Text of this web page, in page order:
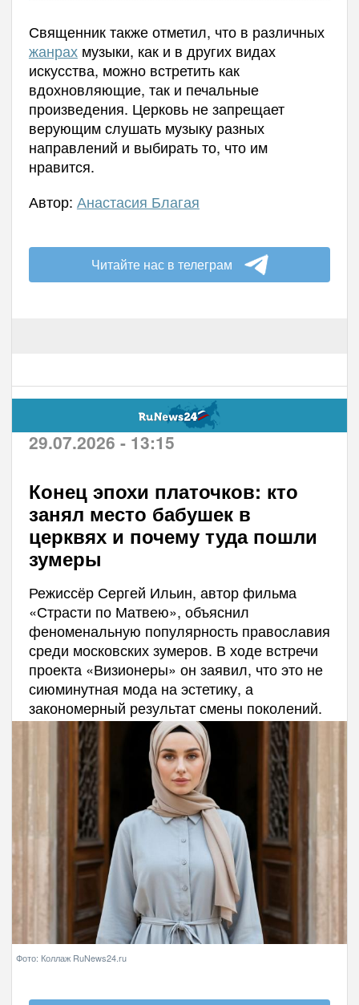
Священник также отметил, что в различных
жанрахмузыки, как и в других видах
искусства, можно встретить как
вдохновляющие, так и печальные
произведения. Церковь не запрещает
верующим слушать музыку разных
направлений и выбирать то, что им
нравится.
Автор: Анастасия Благая
Читайте нас в телеграм
29.07.2026 - 13:15
Конец эпохи платочков: кто
занял место бабушек в
церквях и почему туда пошли
зумеры
Режиссёр Сергей Ильин, автор фильма
«Страсти по Матвею», объяснил
феноменальную популярность православия
среди московских зумеров. В ходе встречи
проекта «Визионеры» он заявил, что это не
сиюминутная мода на эстетику, а
закономерный результат смены поколений.
Фото: Коллаж RuNews24.ru